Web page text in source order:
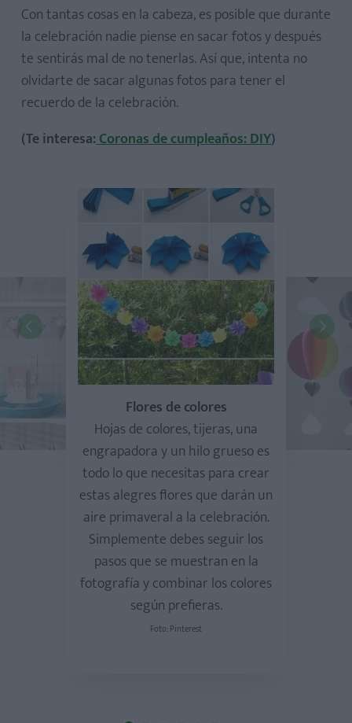
Con tantas cosas en la cabeza, es posible que durante
la celebración nadie piense en sacar fotos y después
te sentirás mal de no tenerlas. Así que, intenta no
olvidarte de sacar algunas fotos para tener el
recuerdo de la celebración.
(Te interesa:Coronas de cumpleaños: DIY)
Flores de colores
Hojas de colores, tijeras, una
engrapadora y un hilo grueso es
todo lo que necesitas para crear
estas alegres flores que darán un
aire primaveral a la celebración.
Simplemente debes seguir los
pasos que se muestran en la
fotografía y combinar los colores
según prefieras.
Foto: Pinterest